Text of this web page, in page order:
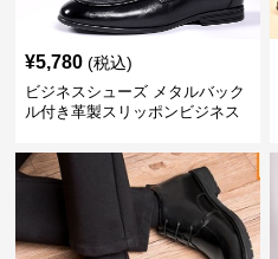
¥5,780 (税込)
ビジネスシューズ メタルバック
ル付き革製スリッポンビジネス